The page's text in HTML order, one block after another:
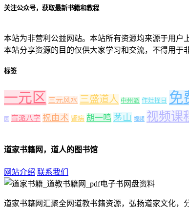
关注公众号，获取最新书籍和教程
本站为非营利公益网站。本站所有资源均来源于用户
本站分享资源的目的仅供大家学习和交流，不得用于
标签
一元区 三元风水 三盛道人 中州派 作灶择日 免
医 盲派八字 祝由术 肾病 胡一鸣 茅山 视频 视频课
道家书籍网，道人的图书馆
网站介绍 联系我们
道家书籍网汇聚全网道教书籍资源，弘扬道家文化，